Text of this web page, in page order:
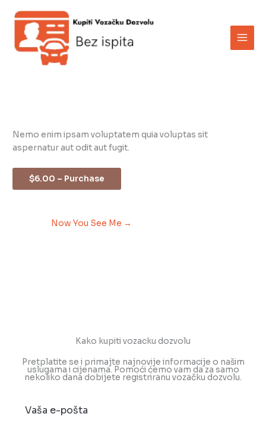
content
Nemo enim ipsam voluptatem quia voluptas sit
aspernatur aut odit aut fugit.
$6.00 – Purchase
Now You See Me →
Kako kupiti vozacku dozvolu
Pretplatite se i primajte najnovije informacije o našim
uslugama i cijenama. Pomoći ćemo vam da za samo
nekoliko dana dobijete registriranu vozačku dozvolu.